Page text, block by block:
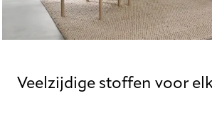
Veelzijdige stoffen voor